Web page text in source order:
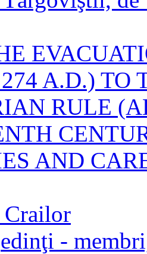
A.D.) TO
RULE
AND
-